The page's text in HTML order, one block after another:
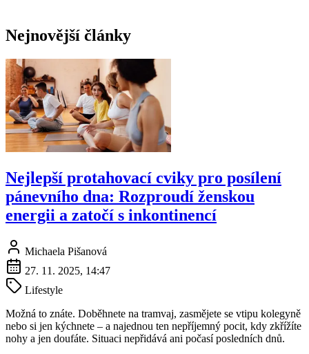
Nejnovější články
Nejlepší protahovací cviky pro posílení
pánevního dna: Rozproudí ženskou
energii a zatočí s inkontinencí
Michaela Pišanová
27. 11. 2025, 14:47
Lifestyle
Možná to znáte. Doběhnete na tramvaj, zasmějete se vtipu kolegyně
nebo si jen kýchnete – a najednou ten nepříjemný pocit, kdy zkřížíte
nohy a jen doufáte. Situaci nepřidává ani počasí posledních dnů.